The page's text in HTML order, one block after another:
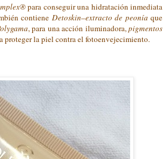
para conseguir una hidratación inmediata
contiene Detoskin–extracto de peonía que
, para una acción iluminadora,pigmentos
proteger la piel contra el fotoenvejecimiento.